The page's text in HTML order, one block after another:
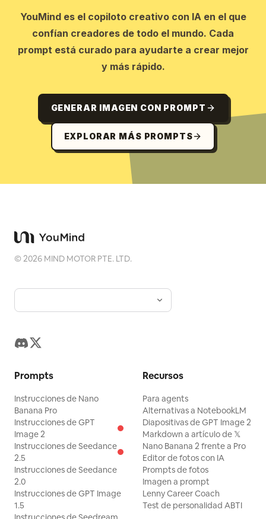
YouMind es el copiloto creativo con IA en el que
confían creadores de todo el mundo. Cada
prompt está curado para ayudarte a crear mejor
y más rápido.
GENERAR IMAGEN CON PROMPT
EXPLORAR MÁS PROMPTS
©2026 MIND MOTOR PTE. LTD.
Prompts
Instrucciones de Nano
Banana Pro
Instrucciones de GPT
Image 2
Instrucciones de Seedance
2.5
Instrucciones de Seedance
2.0
Instrucciones de GPT Image
1.5
Recursos
Para agents
Alternativas a NotebookLM
Diapositivas de GPT Image 2
Markdown a artículo de 𝕏
Nano Banana 2 frente a Pro
Editor de fotos con IA
Prompts de fotos
Imagen a prompt
Lenny Career Coach
Test de personalidad ABTI